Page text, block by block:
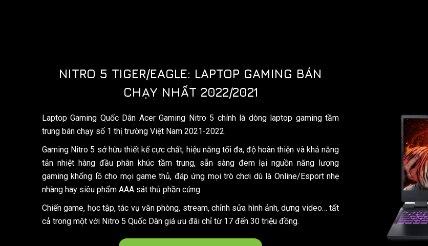
NITRO 5 TIGER/EAGLE: LAPTOP GAMING BÁN
CHẠY NHẤT 2022/2021
Laptop Gaming Quốc Dân Acer Gaming Nitro 5 chính là dòng laptop gaming tầm
trung bán chạy số 1 thị trường Việt Nam 2021-2022.
Gaming Nitro 5 sở hữu thiết kế cực chất, hiệu năng tối đa, độ hoàn thiện và khả năng
tản nhiệt hàng đầu phân khúc tầm trung, sẵn sàng đem lại nguồn năng lượng
gaming khổng lồ cho mọi game thủ, đáp ứng mọi trò chơi dù là Online/Esport nhẹ
nhàng hay siêu phẩm AAA sát thủ phần cứng.
Chiến game, học tập, tác vụ văn phòng, stream, chỉnh sửa hình ảnh, dựng video… tất
cả trong một với Nitro 5 Quốc Dân giá ưu đãi chỉ từ 17 đến 30 triệu đồng.